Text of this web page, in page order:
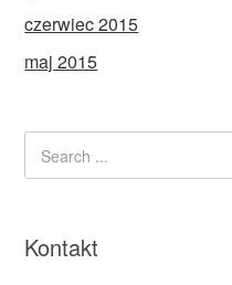
czerwiec 2015
maj 2015
Kontakt